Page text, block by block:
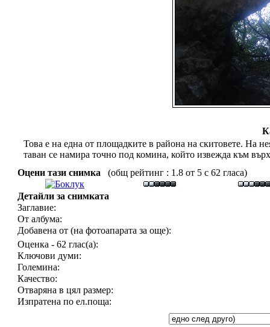
Това е на една от площадките в района на скитовете. На
таван се намира точно под комина, който извежда към
Оцени тази снимка
(общ рейтинг : 1.8 от 5 с 62 гласа)
Детайли за снимката
Заглавие:
От албума:
Добавена от (на фотоапарата за още):
Оценка - 62 глас(а):
Ключови думи:
Големина:
Качество:
Отваряна в цял размер:
Изпратена по ел.поща: